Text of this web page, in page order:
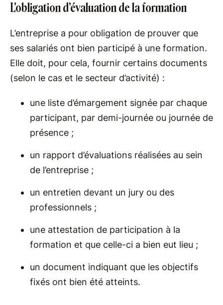
L’obligation d’évaluation de la formation
L’entreprise a pour obligation de prouver que
ses salariés ont bien participé à une formation.
Elle doit, pour cela, fournir certains documents
(selon le cas et le secteur d’activité) :
une liste d’émargement signée par chaque
participant, par demi-journée ou journée de
présence ;
un rapport d’évaluations réalisées au sein
de l’entreprise ;
un entretien devant un jury ou des
professionnels ;
une attestation de participation à la
formation et que celle-ci a bien eut lieu ;
un document indiquant que les objectifs
fixés ont bien été atteints.